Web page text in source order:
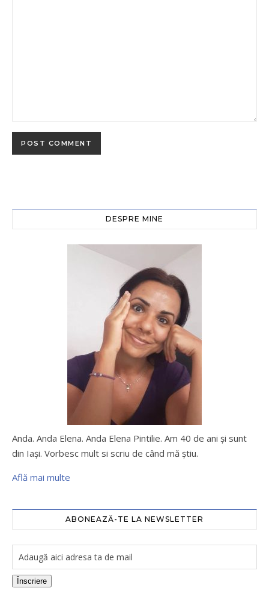
DESPRE MINE
Anda. Anda Elena. Anda Elena Pintilie. Am 40 de ani şi sunt
din Iaşi. Vorbesc mult si scriu de când mă ştiu.
Află mai multe
ABONEAZĂ-TE LA NEWSLETTER
Înscriere